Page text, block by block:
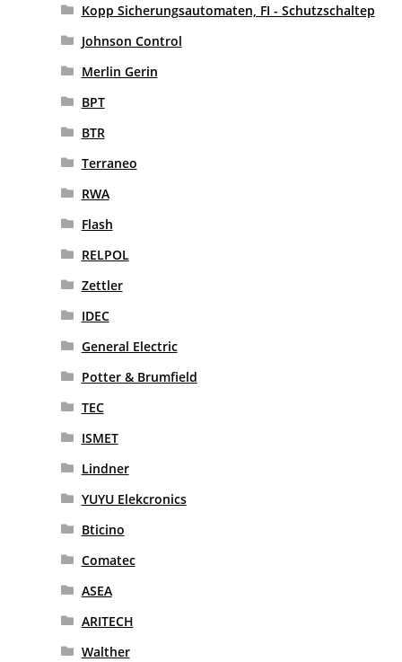
Kopp Sicherungsautomaten, FI - Schutzschaltep
Johnson Control
Merlin Gerin
BPT
BTR
Terraneo
RWA
Flash
RELPOL
Zettler
IDEC
General Electric
Potter & Brumfield
TEC
ISMET
Lindner
YUYU Elekcronics
Bticino
Comatec
ASEA
ARITECH
Walther